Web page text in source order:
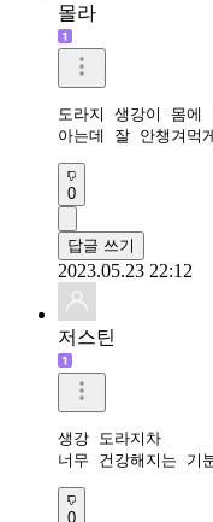
몰라
도라지 생강이 몸에
아는데 잘 안챙겨먹
0
답글 쓰기
2023.05.23 22:12
저스틴
생강 도라지차
너무 건강해지는 기
0